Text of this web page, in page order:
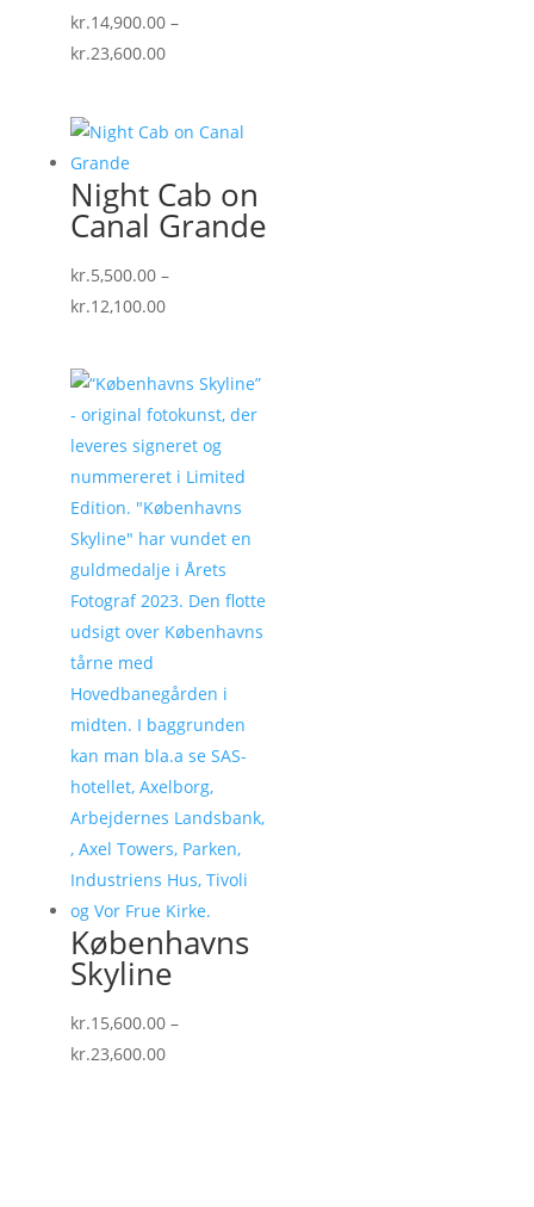
kr.14,900.00 –
kr.23,600.00Prisinterval:
kr.23,600.00
Night Cab on
Canal Grande
kr.5,500.00 –
kr.12,100.00Prisinterval:
kr.12,100.00
Københavns
Skyline
kr.15,600.00 –
kr.23,600.00Prisinterval: